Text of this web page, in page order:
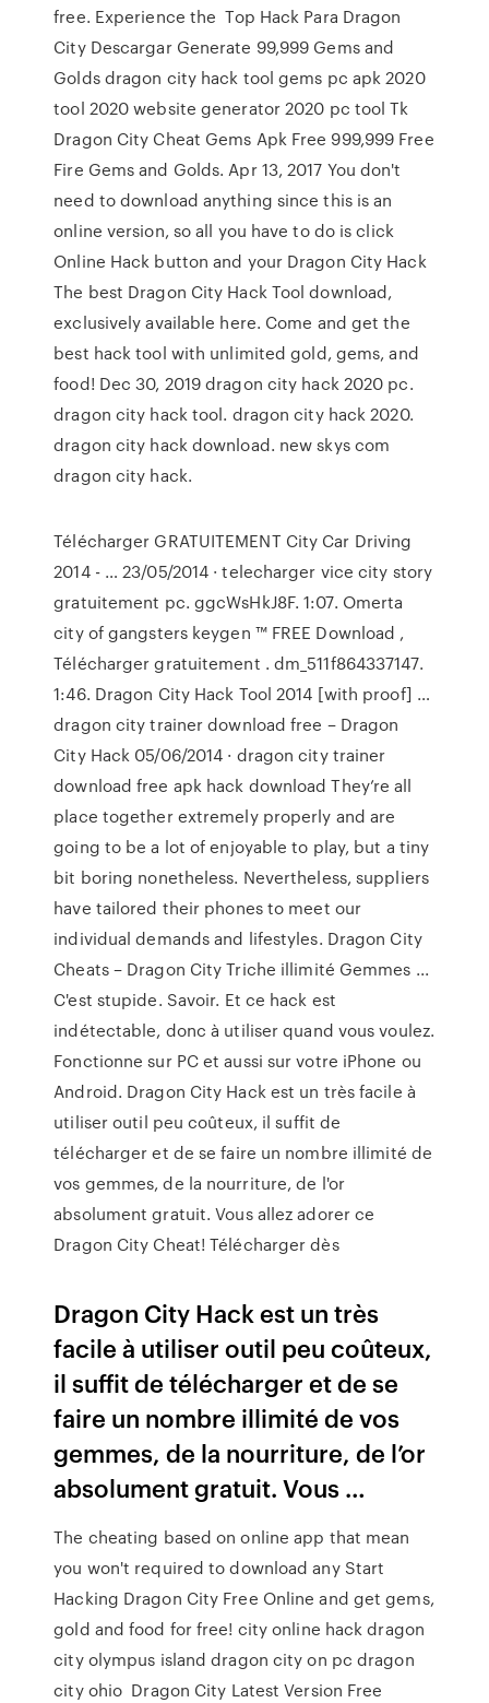
free. Experience the Top Hack Para Dragon
City Descargar Generate 99,999 Gems and
Golds dragon city hack tool gems pc apk 2020
tool 2020 website generator 2020 pc tool Tk
Dragon City Cheat Gems Apk Free 999,999 Free
Fire Gems and Golds. Apr 13, 2017 You don't
need to download anything since this is an
online version, so all you have to do is click
Online Hack button and your Dragon City Hack
The best Dragon City Hack Tool download,
exclusively available here. Come and get the
best hack tool with unlimited gold, gems, and
food! Dec 30, 2019 dragon city hack 2020 pc.
dragon city hack tool. dragon city hack 2020.
dragon city hack download. new skys com
dragon city hack.
Télécharger GRATUITEMENT City Car Driving
2014 - … 23/05/2014 · telecharger vice city story
gratuitement pc. ggcWsHkJ8F. 1:07. Omerta
city of gangsters keygen ™ FREE Download ,
Télécharger gratuitement . dm_511f864337147.
1:46. Dragon City Hack Tool 2014 [with proof] …
dragon city trainer download free – Dragon
City Hack 05/06/2014 · dragon city trainer
download free apk hack download They’re all
place together extremely properly and are
going to be a lot of enjoyable to play, but a tiny
bit boring nonetheless. Nevertheless, suppliers
have tailored their phones to meet our
individual demands and lifestyles. Dragon City
Cheats – Dragon City Triche illimité Gemmes ...
C'est stupide. Savoir. Et ce hack est
indétectable, donc à utiliser quand vous voulez.
Fonctionne sur PC et aussi sur votre iPhone ou
Android. Dragon City Hack est un très facile à
utiliser outil peu coûteux, il suffit de
télécharger et de se faire un nombre illimité de
vos gemmes, de la nourriture, de l'or
absolument gratuit. Vous allez adorer ce
Dragon City Cheat! Télécharger dès
Dragon City Hack est un très
facile à utiliser outil peu coûteux,
il suffit de télécharger et de se
faire un nombre illimité de vos
gemmes, de la nourriture, de l’or
absolument gratuit. Vous …
The cheating based on online app that mean
you won't required to download any Start
Hacking Dragon City Free Online and get gems,
gold and food for free! city online hack dragon
city olympus island dragon city on pc dragon
city ohio Dragon City Latest Version Free